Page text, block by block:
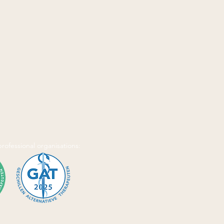
organisations: